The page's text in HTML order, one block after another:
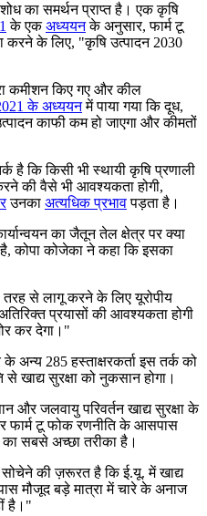
का समर्थन प्राप्त है। एक कृषि
के एकअध्ययनके अनुसार, फार्म टू
करने के लिए, "कृषि उत्पादन 2030
कमीशन किए गए और कील
के अध्ययनमें पाया गया कि दूध,
काफी कम हो जाएगा और कीमतों
है कि किसी भी स्थायी कृषि प्रणाली
की वैसे भी आवश्यकता होगी,
उनका अत्यधिक प्रभावपड़ता है।
का जैतून तेल क्षेत्र पर क्या
कोपा कोजेका ने कहा कि इसका
तरह से लागू करने के लिए यूरोपीय
प्रयासों की आवश्यकता होगी
कर देगा।"
अन्य 285 हस्ताक्षरकर्ता इस तर्क को
खाद्य सुरक्षा को नुकसान होगा।
और जलवायु परिवर्तन खाद्य सुरक्षा के
फार्म टू फोक रणनीति के आसपास
सबसे अच्छा तरीका है।
की ज़रूरत है कि ई.यू. में खाद्य
मौजूद बड़े मात्रा में चारे के अनाज
है।"